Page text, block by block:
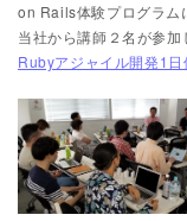
on Rails体験プログラム
当社から講師２名が参加
Rubyアジャイル開発1日